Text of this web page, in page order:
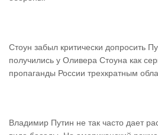
Стоун забыл критически допросить
получились у Оливера Стоуна как
пропаганды России трехкратным
Владимир Путин не так часто дает